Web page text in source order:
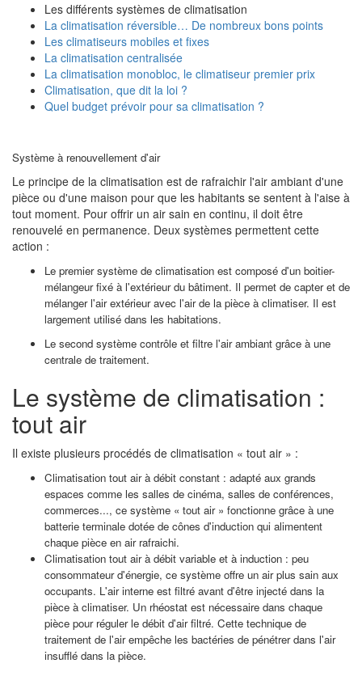
Les différents systèmes de climatisation
La climatisation réversible… De nombreux bons points
Les climatiseurs mobiles et fixes
La climatisation centralisée
La climatisation monobloc, le climatiseur premier prix
Climatisation, que dit la loi ?
Quel budget prévoir pour sa climatisation ?
Système à renouvellement d'air
Le principe de la climatisation est de rafraichir l'air ambiant d'une
pièce ou d'une maison pour que les habitants se sentent à l'aise à
tout moment. Pour offrir un air sain en continu, il doit être
renouvelé en permanence. Deux systèmes permettent cette
action :
Le premier système de climatisation est composé d'un boitier-
mélangeur fixé à l'extérieur du bâtiment. Il permet de capter et de
mélanger l'air extérieur avec l'air de la pièce à climatiser. Il est
largement utilisé dans les habitations.
Le second système contrôle et filtre l'air ambiant grâce à une
centrale de traitement.
Le système de climatisation :
tout air
Il existe plusieurs procédés de climatisation « tout air » :
Climatisation tout air à débit constant : adapté aux grands
espaces comme les salles de cinéma, salles de conférences,
commerces..., ce système « tout air » fonctionne grâce à une
batterie terminale dotée de cônes d'induction qui alimentent
chaque pièce en air rafraichi.
Climatisation tout air à débit variable et à induction : peu
consommateur d'énergie, ce système offre un air plus sain aux
occupants. L'air interne est filtré avant d'être injecté dans la
pièce à climatiser. Un rhéostat est nécessaire dans chaque
pièce pour réguler le débit d'air filtré. Cette technique de
traitement de l'air empêche les bactéries de pénétrer dans l'air
insufflé dans la pièce.